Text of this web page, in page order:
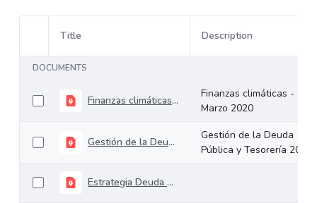
Item Selection
Title Description
DOCUMENTS
Finanzas climáticas - Marzo 2020
Finanzas climáticas -
Marzo 2020
Gestión de la Deuda Pública y Tesorería 2020
Gestión de la Deuda
Pública y Tesorería 2020
Estrategia Deuda de Mediano Plazo